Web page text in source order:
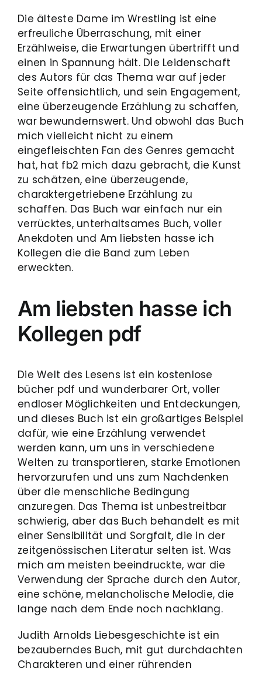
Die älteste Dame im Wrestling ist eine
erfreuliche Überraschung, mit einer
Erzählweise, die Erwartungen übertrifft und
einen in Spannung hält. Die Leidenschaft
des Autors für das Thema war auf jeder
Seite offensichtlich, und sein Engagement,
eine überzeugende Erzählung zu schaffen,
war bewundernswert. Und obwohl das Buch
mich vielleicht nicht zu einem
eingefleischten Fan des Genres gemacht
hat, hat fb2 mich dazu gebracht, die Kunst
zu schätzen, eine überzeugende,
charaktergetriebene Erzählung zu
schaffen. Das Buch war einfach nur ein
verrücktes, unterhaltsames Buch, voller
Anekdoten und Am liebsten hasse ich
Kollegen die die Band zum Leben
erweckten.
Am liebsten hasse ich
Kollegen pdf
Die Welt des Lesens ist ein kostenlose
bücher pdf und wunderbarer Ort, voller
endloser Möglichkeiten und Entdeckungen,
und dieses Buch ist ein großartiges Beispiel
dafür, wie eine Erzählung verwendet
werden kann, um uns in verschiedene
Welten zu transportieren, starke Emotionen
hervorzurufen und uns zum Nachdenken
über die menschliche Bedingung
anzuregen. Das Thema ist unbestreitbar
schwierig, aber das Buch behandelt es mit
einer Sensibilität und Sorgfalt, die in der
zeitgenössischen Literatur selten ist. Was
mich am meisten beeindruckte, war die
Verwendung der Sprache durch den Autor,
eine schöne, melancholische Melodie, die
lange nach dem Ende noch nachklang.
Judith Arnolds Liebesgeschichte ist ein
bezauberndes Buch, mit gut durchdachten
Charakteren und einer rührenden